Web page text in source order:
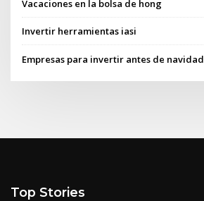
Vacaciones en la bolsa de hong
Invertir herramientas iasi
Empresas para invertir antes de navidad
Top Stories